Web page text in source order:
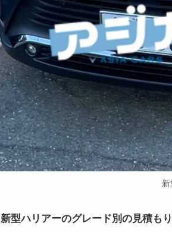
新型ハリアーのグレード別の見積も